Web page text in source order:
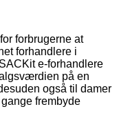
forbrugerne at
forhandlere i
e-forhandlere
på en
også til damer
frembyde